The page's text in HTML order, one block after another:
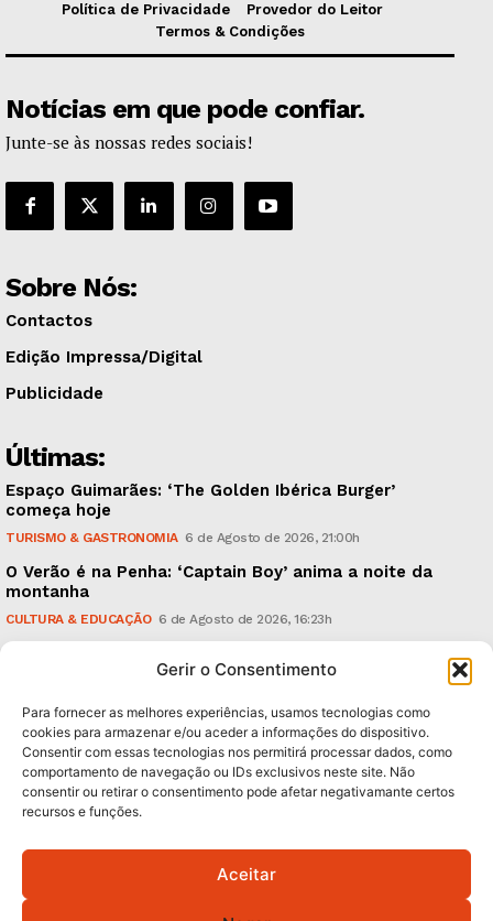
Gerir o Consentimento
Para fornecer as melhores experiências, usamos tecnologias como
cookies para armazenar e/ou aceder a informações do dispositivo.
Consentir com essas tecnologias nos permitirá processar dados, como
comportamento de navegação ou IDs exclusivos neste site. Não
consentir ou retirar o consentimento pode afetar negativamante certos
recursos e funções.
Aceitar
Política de Privacidade
Provedor do Leitor
Termos & Condições
Notícias em que pode confiar.
Junte-se às nossas redes sociais!
Sobre Nós:
Contactos
Edição Impressa/Digital
Publicidade
Últimas:
Espaço Guimarães: ‘The Golden Ibérica Burger’
começa hoje
TURISMO & GASTRONOMIA 6 de Agosto de 2026, 21:00h
O Verão é na Penha: ‘Captain Boy’ anima a noite da
montanha
CULTURA & EDUCAÇÃO 6 de Agosto de 2026, 16:23h
em causa”, garante Ricardo Araújo
Subscreva Newsletter:
QUERO ADERIR